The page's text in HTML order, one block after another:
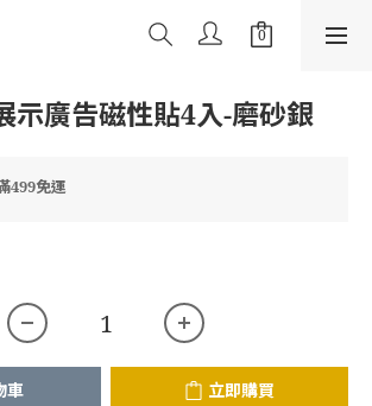
示廣告磁性貼4入-磨砂銀
499免運
車 立即購買